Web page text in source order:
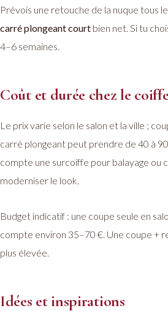
Prévois une retouche de la nuque tous
carré plongeant court bien net. Si tu
4–6 semaines.
Coût et durée chez le
Le prix varie selon le salon et la ville ;
carré plongeant peut prendre de 40 à
compte une surcoiffe pour balayage ou
moderniser le look.
Budget indicatif : une coupe seule en
compte environ 35–70 €. Une coupe +
plus élevée.
Idées et inspirations